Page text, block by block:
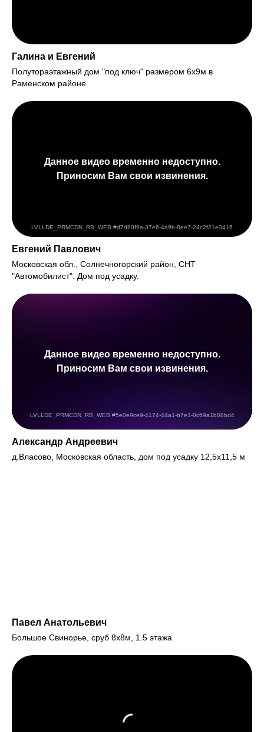
Галина и Евгений
Полутораэтажный дом "под ключ" размером 6х9м в
Раменском районе
Евгений Павлович
Московская обл., Солнечногорский район, СНТ
"Автомобилист". Дом под усадку.
Александр Андреевич
д.Власово, Московская область, дом под усадку 12,5х11,5 м
Павел Анатольевич
Большое Свинорье, сруб 8х8м, 1.5 этажа